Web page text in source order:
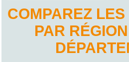
COMPAREZ
PAR